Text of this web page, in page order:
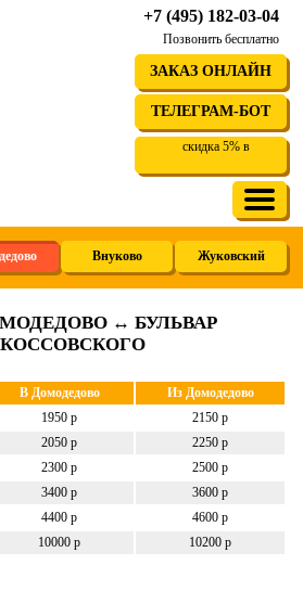
+7 (495) 182-03-04
Позвонить бесплатно
ЗАКАЗ ОНЛАЙН
ТЕЛЕГРАМ-БОТ
скидка 5% в
Внуково Жуковский
↔ БУЛЬВАР
В Домодедово
Из Домодедово
1950 р
2150 р
2050 р
2250 р
2300 р
2500 р
3400 р
3600 р
4400 р
4600 р
10000 р 10200 р